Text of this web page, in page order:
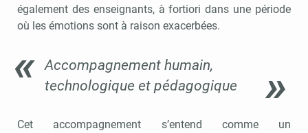
également des enseignants, à fortiori dans une période
où les émotions sont à raison exacerbées.
Accompagnement humain,
technologique et pédagogique
Cet accompagnement s’entend comme un